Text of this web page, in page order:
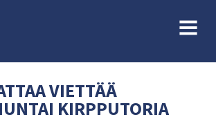
MENU
VIETTÄÄ
KIRPPUTORIA